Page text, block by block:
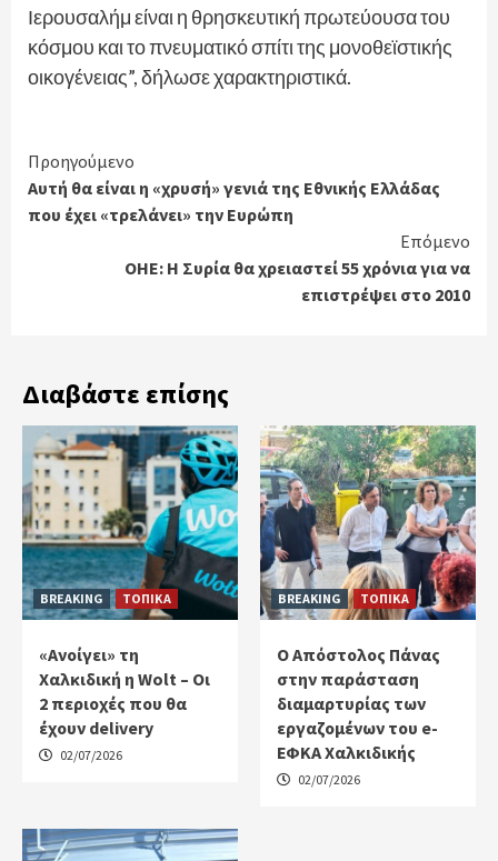
Ιερουσαλήμ είναι η θρησκευτική πρωτεύουσα του
κόσμου και το πνευματικό σπίτι της μονοθεϊστικής
οικογένειας”, δήλωσε χαρακτηριστικά.
Continue
Reading
Προηγούμενο
Αυτή θα είναι η «χρυσή» γενιά της Εθνικής Ελλάδας
που έχει «τρελάνει» την Ευρώπη
Επόμενο
ΟΗΕ: Η Συρία θα χρειαστεί 55 χρόνια για να
επιστρέψει στο 2010
Διαβάστε επίσης
BREAKING ΤΟΠΙΚΑ
«Ανοίγει» τη
Χαλκιδική η Wolt – Οι
2 περιοχές που θα
έχουν delivery
02/07/2026
BREAKING ΤΟΠΙΚΑ
Ο Απόστολος Πάνας
στην παράσταση
διαμαρτυρίας των
εργαζομένων του e-
ΕΦΚΑ Χαλκιδικής
02/07/2026